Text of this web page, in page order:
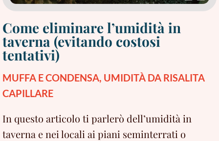
Come eliminare l’umidità in
taverna (evitando costosi
tentativi)
MUFFA E CONDENSA, UMIDITÀ DA RISALITA
CAPILLARE
In questo articolo ti parlerò dell’umidità in
taverna e nei locali ai piani seminterrati o